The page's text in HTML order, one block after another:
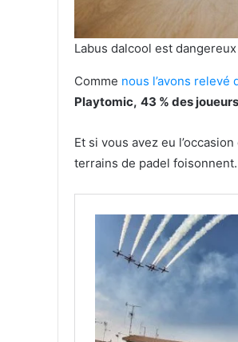
Labus dalcool est
Comme nous l’avons
Playtomic, 43 % des
Et si vous avez eu
terrains de padel foisonnent.